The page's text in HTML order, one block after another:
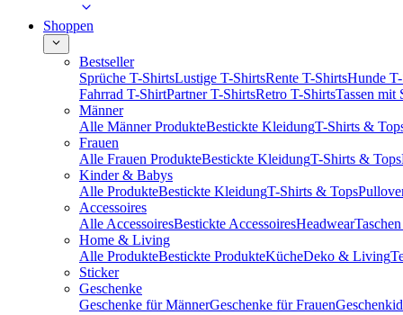
Shoppen
Bestseller
Sprüche T-ShirtsLustige T-ShirtsRente T-ShirtsHunde
Fahrrad T-ShirtPartner T-ShirtsRetro T-ShirtsTassen mit
Männer
Alle Männer ProdukteBestickte KleidungT-Shirts &
Frauen
Alle Frauen ProdukteBestickte KleidungT-Shirts & Tops
Kinder & Babys
Alle ProdukteBestickte KleidungT-Shirts & Tops
Accessoires
Alle AccessoiresBestickte AccessoiresHeadwear
Home & Living
Alle ProdukteBestickte ProdukteKücheDeko & Living
Sticker
Geschenke
Geschenke für MännerGeschenke für Frauen